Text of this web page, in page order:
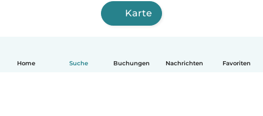
Home Suche Buchungen Nachrichten Favoriten
Karte